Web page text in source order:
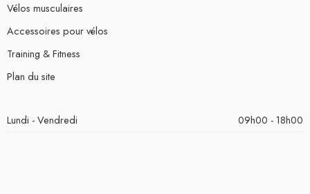
Vélos musculaires
Accessoires pour vélos
Training & Fitness
Plan du site
Lundi - Vendredi 09h00 - 18h00